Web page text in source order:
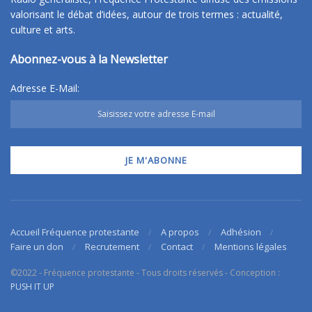
valorisant le débat d’idées, autour de trois termes : actualité,
culture et arts.
Abonnez-vous à la Newsletter
Adresse E-Mail:
Accueil Fréquence protestante A propos
Adhésion
Faire un don
Recrutement Contact Mentions légales
©2022 - Fréquence protestante - Tous droits réservés - Conception :
PUSH IT UP